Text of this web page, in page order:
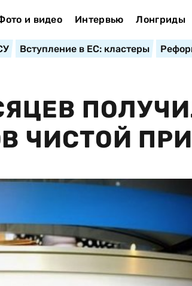
и видео Интервью Лонгриды
Вступление в ЕС: кластеры
ЧИСТОЙ